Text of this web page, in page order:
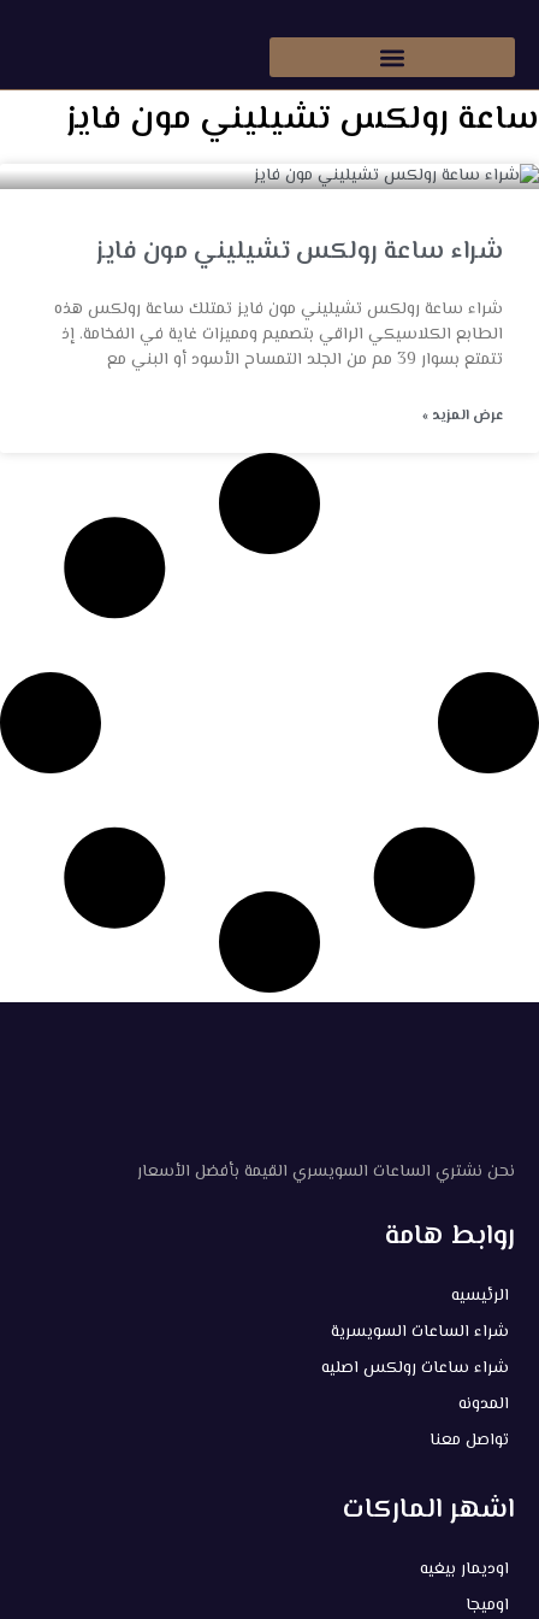
ساعة رولكس تشيليني مون فايز
شراء ساعة رولكس تشيليني مون فايز
شراء ساعة رولكس تشيليني مون فايز تمتلك ساعة رولكس هذه
الطابع الكلاسيكي الراقي بتصميم ومميزات غاية في الفخامة. إذ
تتمتع بسوار 39 مم من الجلد التمساح الأسود أو البني مع
عرض المزيد »
نحن نشتري الساعات السويسري القيمة بأفضل الأسعار
روابط هامة
الرئيسيه
شراء الساعات السويسرية
شراء ساعات رولكس اصليه
المدونه
تواصل معنا
اشهر الماركات
اوديمار بيغيه
اوميجا